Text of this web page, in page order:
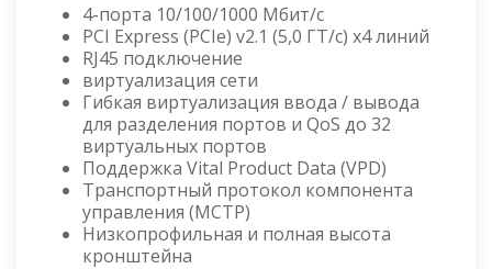
4-порта 10/100/1000 Мбит/с
PCI Express (PCIe) v2.1 (5,0 ГТ/с) x4 линий
RJ45 подключение
виртуализация сети
Гибкая виртуализация ввода / вывода
для разделения портов и QoS до 32
виртуальных портов
Поддержка Vital Product Data (VPD)
Транспортный протокол компонента
управления (MCTP)
Низкопрофильная и полная высота
кронштейна